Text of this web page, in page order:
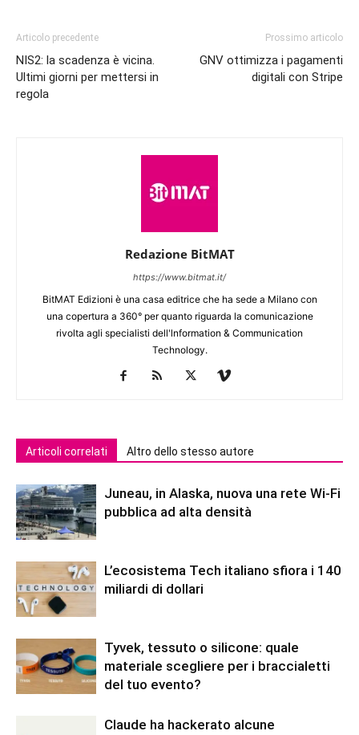
Articolo precedente
NIS2: la scadenza è vicina.
Ultimi giorni per mettersi in
regola
Prossimo articolo
GNV ottimizza i pagamenti
digitali con Stripe
Redazione BitMAT
https://www.bitmat.it/
BitMAT Edizioni è una casa editrice che ha sede a Milano con
una copertura a 360° per quanto riguarda la comunicazione
rivolta agli specialisti dell'lnformation & Communication
Technology.
Articoli correlati Altro dello stesso autore
Juneau, in Alaska, nuova una rete Wi-Fi
pubblica ad alta densità
L’ecosistema Tech italiano sfiora i 140
miliardi di dollari
Tyvek, tessuto o silicone: quale
materiale scegliere per i braccialetti
del tuo evento?
Claude ha hackerato alcune